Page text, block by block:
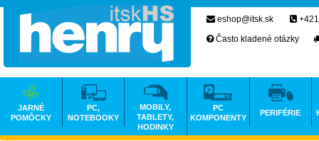
eshop@itsk.sk
Často kladené otázky
JARNÉ
POMÔCKY
PC,
NOTEBOOKY
MOBILY,
TABLETY,
HODINKY
PC
KOMPONENTY
PERIFÉRIE